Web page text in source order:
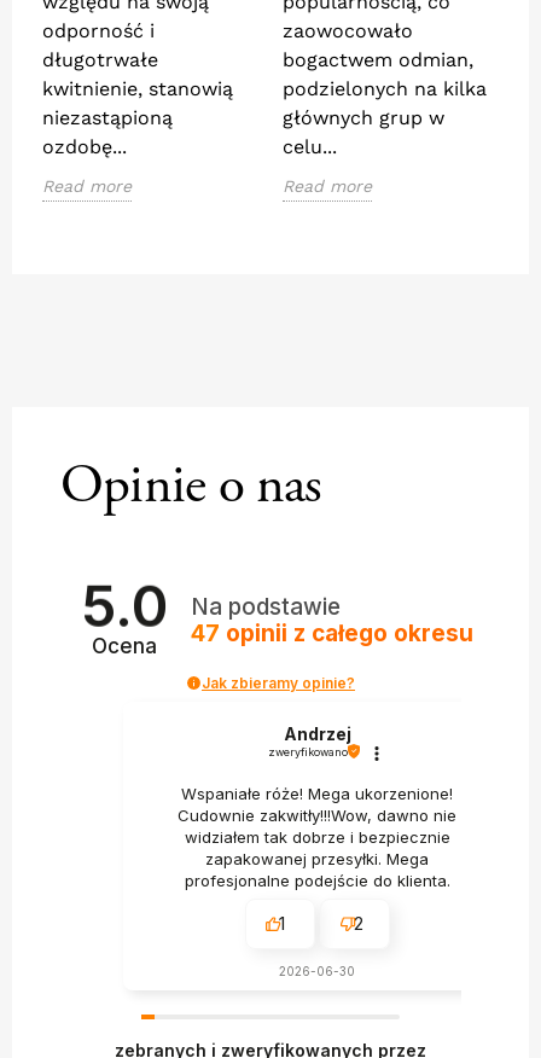
odporność i
długotrwałe
kwitnienie, stanowią
niezastąpioną
ozdobę...
Read more
zaowocowało
bogactwem odmian,
podzielonych na kilka
głównych grup w
celu...
Read more
Opinie o nas
5.0
Ocena
Na podstawie
47 opinii z całego okresu
Jak zbieramy opinie?
Andrzej
zweryfikowano
Wspaniałe róże! Mega ukorzenione!
Cudownie zakwitły!!!Wow, dawno nie
widziałem tak dobrze i bezpiecznie
zapakowanej przesyłki. Mega
profesjonalne podejście do klienta.
1 2
2026-06-30
zebranych i zweryfikowanych przez